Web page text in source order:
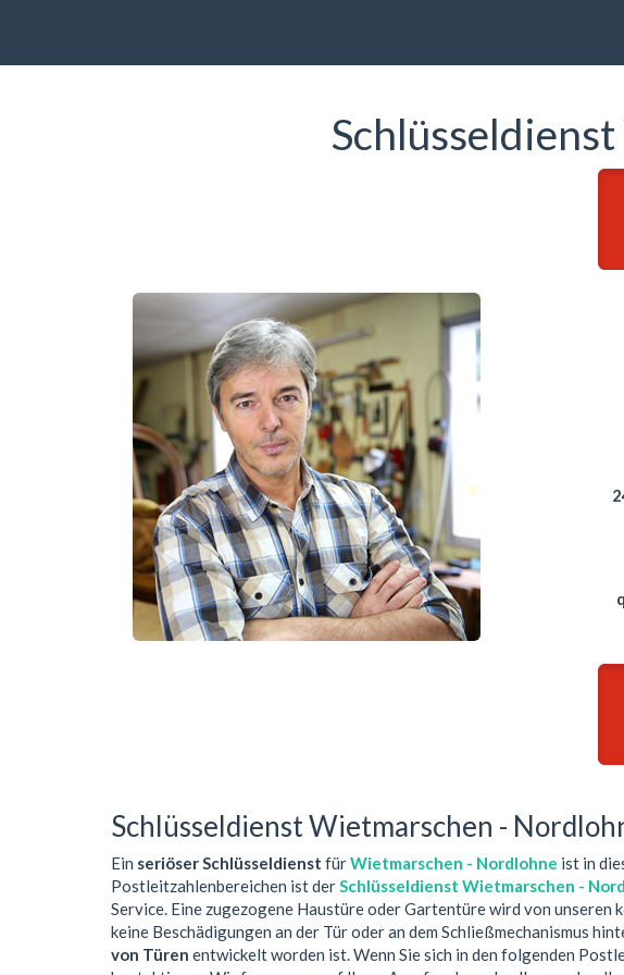
Schlüsseldienst Wietmarschen -
Ein seriöser Schlüsseldienst fürWietmarschen - Nordlohne ist in
Postleitzahlenbereichen ist derSchlüsseldienst Wietmarschen -
Service. Eine zugezogene Haustüre oder Gartentüre wird von
keine Beschädigungen an der Tür oder an dem Schließmechanismus
von Türen entwickelt worden ist. Wenn Sie sich in den folgenden